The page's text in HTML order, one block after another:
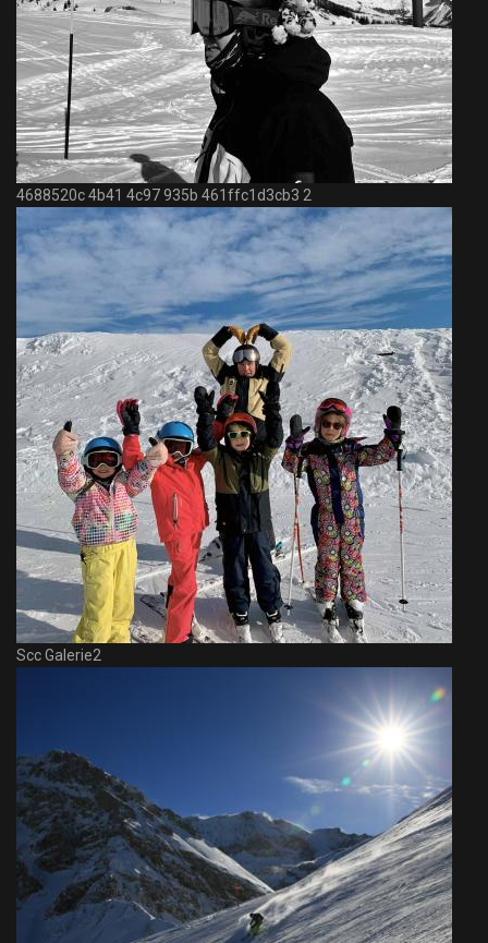
4688520c 4b41 4c97 935b 461ffc1d3cb3 2
Scc Galerie2